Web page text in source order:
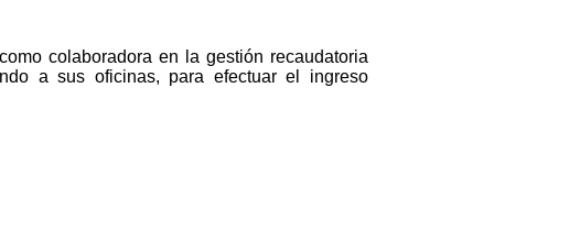
colaboradora en la gestión recaudatoria
a sus oficinas, para efectuar el ingreso